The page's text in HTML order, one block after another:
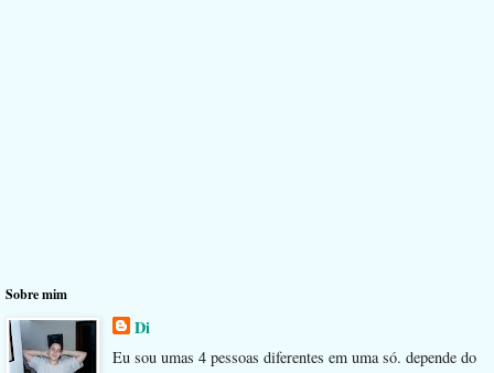
Sobre mim
Di
Eu sou umas 4 pessoas diferentes em uma só. depende do